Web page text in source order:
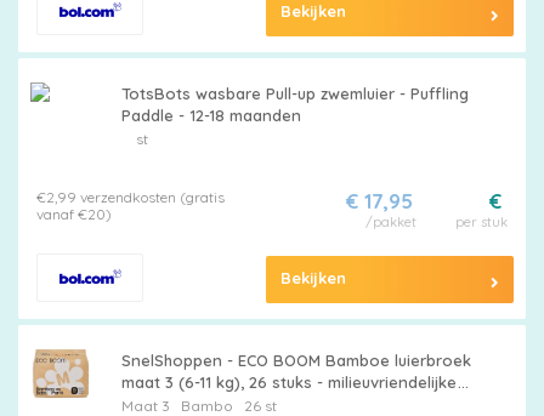
Bekijken
TotsBots wasbare Pull-up zwemluier - Puffling
Paddle - 12-18 maanden
st
€2,99 verzendkosten (gratis
vanaf €20)
€
per stuk
€ 17,95
/pakket
Bekijken
SnelShoppen - ECO BOOM Bamboe luierbroek
maat 3 (6-11 kg), 26 stuks - milieuvriendelijke
baby-pull-ups, plantaardige materialen,
Maat 3 Bambo 26 st